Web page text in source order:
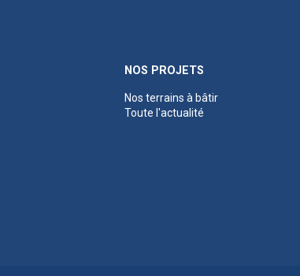
NOS PROJETS
Nos terrains à bâtir
Toute l'actualité